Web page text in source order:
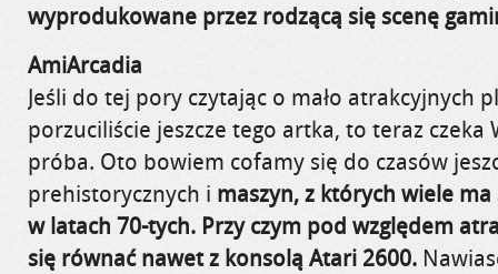
wyprodukowane przez rodzącą się scenę
AmiArcadia
Jeśli do tej pory czytając o mało atrakcyjnych
porzuciliście jeszcze tego artka, to teraz czeka
próba. Oto bowiem cofamy się do czasów
prehistorycznych i maszyn, z których wiele
w latach 70-tych. Przy czym pod względem
się równać nawet z konsolą Atari 2600.